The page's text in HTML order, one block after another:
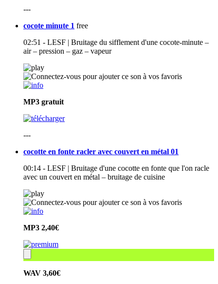
---
cocote minute 1 free
02:51 - LESF | Bruitage du sifflement d'une cocote-minute –
air – pression – gaz – vapeur
MP3 gratuit
---
cocotte en fonte racler avec couvert en métal 01
00:14 - LESF | Bruitage d'une cocotte en fonte que l'on racle
avec un couvert en métal – bruitage de cuisine
MP3 2,40€
WAV 3,60€